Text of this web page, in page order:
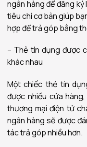
ngân hàng để đăng ký
tiêu chí cơ bản giúp
hợp để trả góp bằng
– Thẻ tín dụng được
khác nhau
Một chiếc thẻ tín
được nhiều cửa
thương mại điện tử
ngân hàng sẽ được
tác trả góp nhiều hơn.